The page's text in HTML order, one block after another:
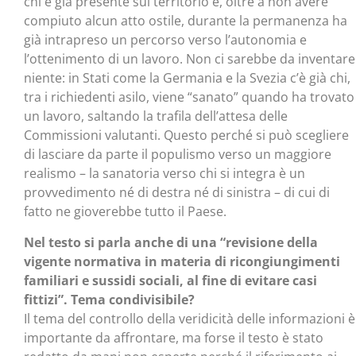
compiuto alcun atto ostile, durante la permanenza ha
già intrapreso un percorso verso l’autonomia e
l’ottenimento di un lavoro. Non ci sarebbe da inventare
niente: in Stati come la Germania e la Svezia c’è già chi,
tra i richiedenti asilo, viene “sanato” quando ha trovato
un lavoro, saltando la trafila dell’attesa delle
Commissioni valutanti. Questo perché si può scegliere
di lasciare da parte il populismo verso un maggiore
realismo – la sanatoria verso chi si integra è un
provvedimento né di destra né di sinistra – di cui di
fatto ne gioverebbe tutto il Paese.
Nel testo si parla anche di una “revisione della
vigente normativa in materia di ricongiungimenti
familiari e sussidi sociali, al fine di evitare casi
fittizi”. Tema condivisibile?
Il tema del controllo della veridicità delle informazioni è
importante da affrontare, ma forse il testo è stato